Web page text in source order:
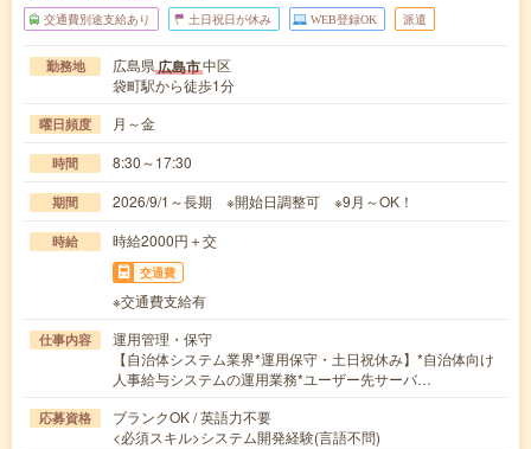
交通費別途支給あり 土日祝日が休み WEB登録OK 派遣
勤務地 広島県広島市中区
袋町駅から徒歩1分
曜日頻度 月～金
時間 8:30～17:30
期間 2026/9/1～長期 ※開始日調整可 ※9月～OK！
時給 時給2000円＋交
交通費
※交通費支給有
仕事内容
運用管理・保守
【自治体システム業界*運用保守・土日祝休み】*自治体向け
人事給与システムの運用業務*ユーザー先サーバ…
応募資格
ブランクOK / 英語力不要
<必須スキル>システム開発経験(言語不問)